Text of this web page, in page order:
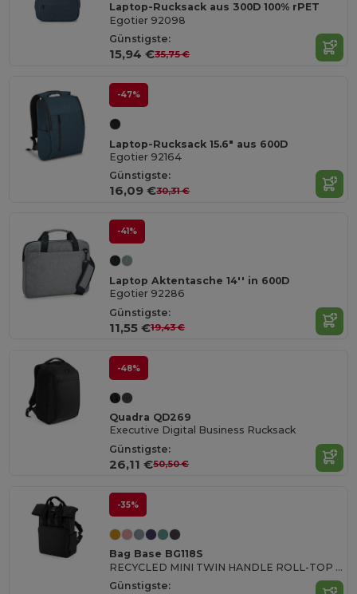
Laptop-Rucksack aus 300D 100% rPET
Egotier 92098
Günstigste:
15,94 €35,75 €
-47%
Laptop-Rucksack 15.6" aus 600D
Egotier 92164
Günstigste:
16,09 €30,31 €
-41%
Laptop Aktentasche 14'' in 600D
Egotier 92286
Günstigste:
11,55 €19,43 €
-48%
Quadra QD269
Executive Digital Business Rucksack
Günstigste:
26,11 €50,50 €
-35%
Bag Base BG118S
RECYCLED MINI TWIN HANDLE ROLL-TOP LAPTOP BACKPACK
Günstigste: